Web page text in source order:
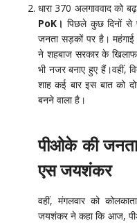
धारा 370 अलगाववाद को
PoK। पिछले कुछ दिनों से
जनता सड़कों पर है।
ने शहबाज सरकार के खिलाफ
भी नजर बनाए हुए हैं।वहीं,
शाह कई बार इस बात को
बनने वाला है।
पीओके की जनता
एस जयशंकर
वहीं, मंगलवार को
जयशंकर ने कहा कि आज,